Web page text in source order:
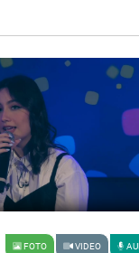
FOTO VIDEO